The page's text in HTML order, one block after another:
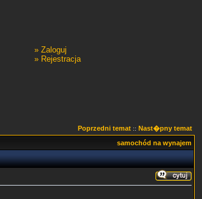
» Zaloguj
» Rejestracja
Poprzedni temat :: Nast�pny temat
samochód na wynajem